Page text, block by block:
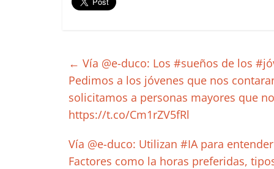
← Vía @e-duco: Los #sueños de los
Pedimos a los jóvenes que nos
solicitamos a personas mayores que
https://t.co/Cm1rZV5fRl
Vía @e-duco: Utilizan #IA para
Factores como la horas preferidas,